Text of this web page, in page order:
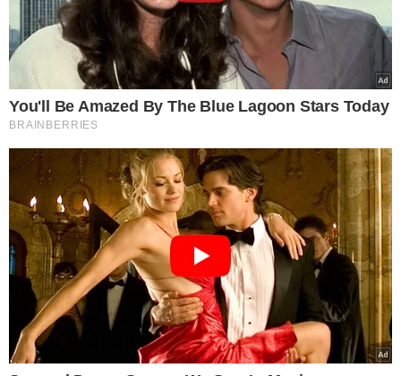
CONHEÇA OS MEDOS
Outro temor recorrente é a sensação de que a vida vai
mudar para sempre. Casar envolve adaptações na rotina,
na identidade e na convivência. Algumas pessoas, como
relata uma participante do estudo, percebem
tardiamente que o casamento é realmente para a vida
toda — e isso pode ser assustador. Sentimentos de
perda daautonomiae do estilo de vida solteiro são
comuns, mas não precisam ser definitivos. O
casamento
não deve significar o fim da individualidade.
A dúvida sobre ter escolhido a pessoa certa também
pode se intensificar nessa fase. Pequenas atitudes antes
ignoradas se tornam motivo de preocupação. Discussões